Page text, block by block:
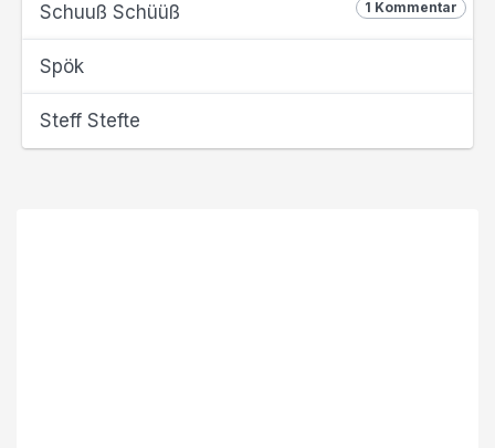
1 Kommentar
Schuuß Schüüß
Spök
Steff Stefte